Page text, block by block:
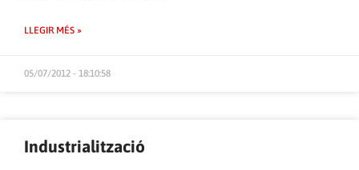
LLEGIR MÉS »
05/07/2012 - 18:10:58
Industrialització